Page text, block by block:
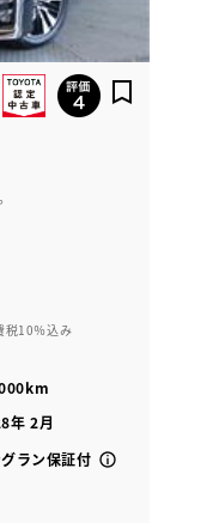
税10％込み
年 2月
ラン保証付